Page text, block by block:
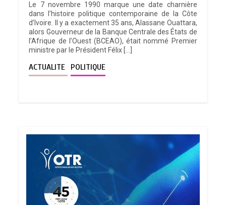
Le 7 novembre 1990 marque une date charnière
dans l’histoire politique contemporaine de la Côte
d’Ivoire. Il y a exactement 35 ans, Alassane Ouattara,
alors Gouverneur de la Banque Centrale des États de
l’Afrique de l’Ouest (BCEAO), était nommé Premier
ministre par le Président Félix […]
ACTUALITE POLITIQUE